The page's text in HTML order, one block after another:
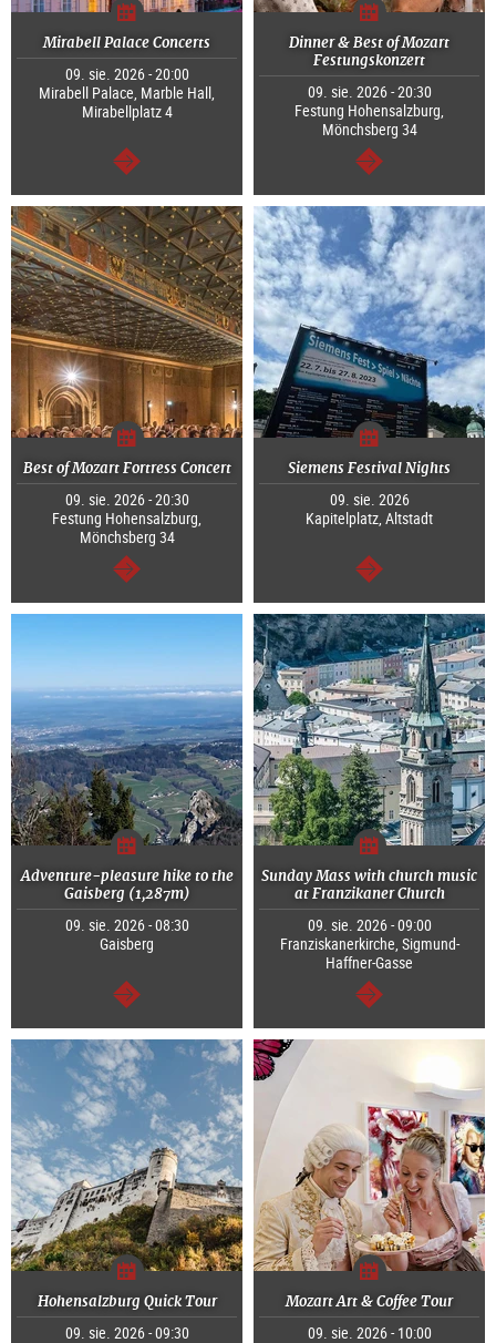
Mirabell Palace Concerts
09. sie. 2026 - 20:00
Mirabell Palace, Marble Hall,
Mirabellplatz 4
dalej
Dinner & Best of Mozart
Festungskonzert
09. sie. 2026 - 20:30
Festung Hohensalzburg,
Mönchsberg 34
dalej
Best of Mozart Fortress Concert
09. sie. 2026 - 20:30
Festung Hohensalzburg,
Mönchsberg 34
dalej
Siemens Festival Nights
09. sie. 2026
Kapitelplatz, Altstadt
dalej
Adventure-pleasure hike to the
Gaisberg (1,287m)
09. sie. 2026 - 08:30
Gaisberg
dalej
Sunday Mass with church music
at Franzikaner Church
09. sie. 2026 - 09:00
Franziskanerkirche, Sigmund-
Haffner-Gasse
dalej
Hohensalzburg Quick Tour
09. sie. 2026 - 09:30
Mozart Art & Coffee Tour
09. sie. 2026 - 10:00